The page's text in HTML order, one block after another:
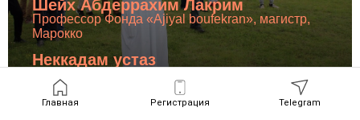
Главная Регистрация Telegram
Шейх Абдеррахим Лакрим
Профессор Фонда «Аjiyal boufekran», магистр,
Марокко
Неккадам устаз
________________